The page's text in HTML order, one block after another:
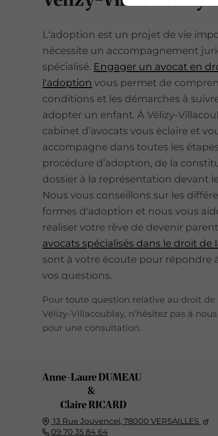
L'adoption est un projet de vie
nécessite un accompagnement
spécialisé. Engager un avocat en
l'adoption vous permet de
conditions et les démarches à
adopter un enfant. À Vélizy-
cabinet d’avocats vous éclaire et
accompagne dans toutes les
procédure d’adoption, de la
dossier à la représentation devant
Nous vous conseillons sur les
formes d'adoption et nous vous
réaliser votre rêve de devenir
avocats spécialisés dans le droit de
sont à votre écoute pour répondre
vos questions.
Pour toute question relative au droit de
Vélizy-Villacoublay, n'hésitez pas à
pour une consultation.
13 Rue Jouvencel, 78000 VERSAILLES
09 70 35 84 64